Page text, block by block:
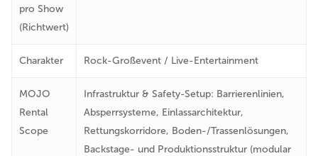
pro Show
(Richtwert)
Charakter Rock-Großevent / Live-Entertainment
MOJO
Rental
Scope
Infrastruktur & Safety-Setup: Barrierenlinien,
Absperrsysteme, Einlassarchitektur,
Rettungskorridore, Boden-/Trassenlösungen,
Backstage- und Produktionsstruktur (modular